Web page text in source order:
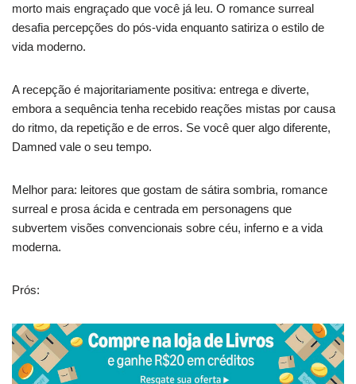
morto mais engraçado que você já leu. O romance surreal
desafia percepções do pós-vida enquanto satiriza o estilo de
vida moderno.
A recepção é majoritariamente positiva: entrega e diverte,
embora a sequência tenha recebido reações mistas por causa
do ritmo, da repetição e de erros. Se você quer algo diferente,
Damned vale o seu tempo.
Melhor para: leitores que gostam de sátira sombria, romance
surreal e prosa ácida e centrada em personagens que
subvertem visões convencionais sobre céu, inferno e a vida
moderna.
Prós: